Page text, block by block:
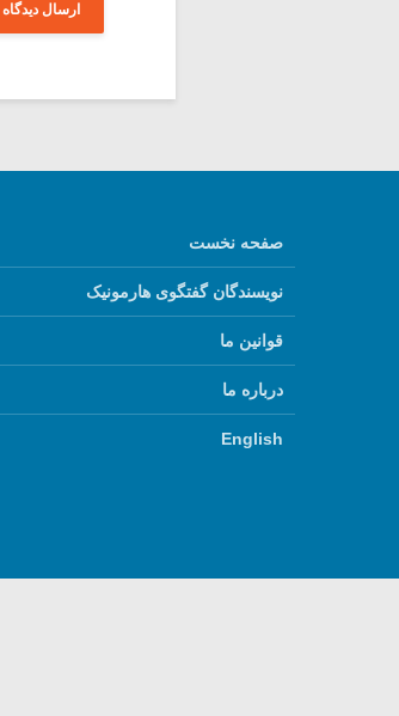
صفحه نخست
نویسندگان گفتگوی هارمونیک
قوانین ما
درباره ما
English